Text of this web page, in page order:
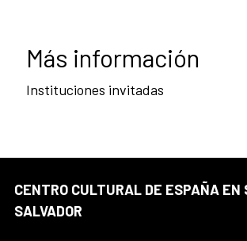
Más información
Instituciones invitadas
CENTRO CULTURAL DE ESPAÑA EN
SALVADOR